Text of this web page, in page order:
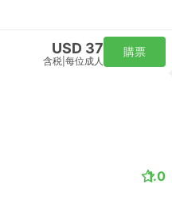
USD 37
含税 每位成人
購票
1.0